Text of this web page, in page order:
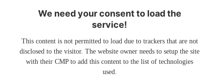
We need your consent to load the
service!
This content is not permitted to load due to trackers that are not
disclosed to the visitor. The website owner needs to setup the site
with their CMP to add this content to the list of technologies
used.